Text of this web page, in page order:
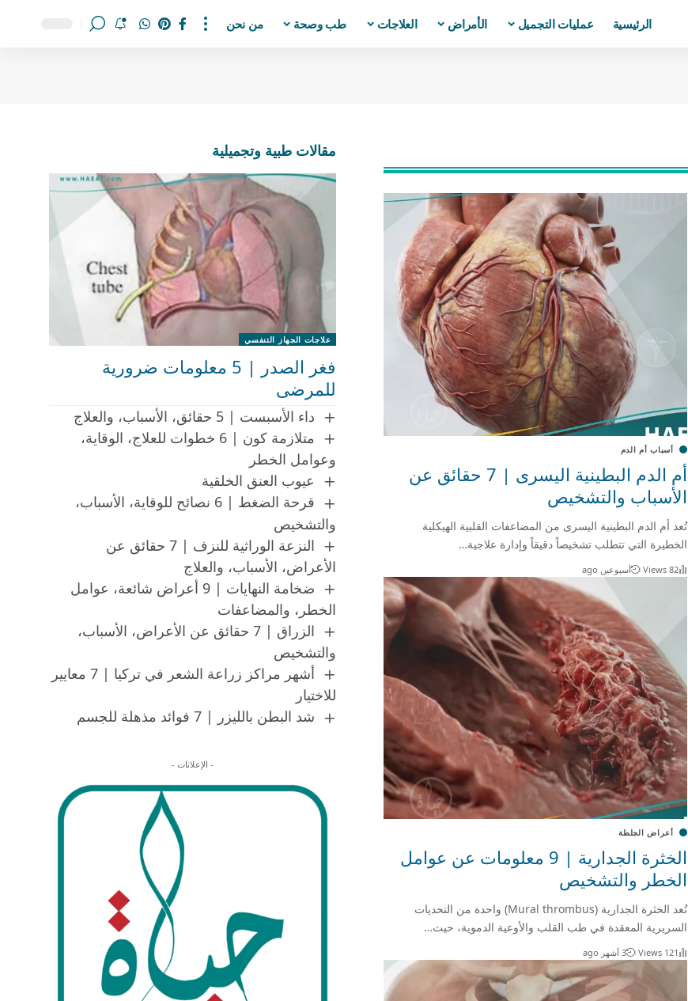
الرئيسية عمليات التجميل الأمراض العلاجات طب وصحة من نحن
أسباب أم الدم
أم الدم البطينية اليسرى | 7 حقائق عن
الأسباب والتشخيص
تُعد أم الدم البطينية اليسرى من المضاعفات القلبية الهيكلية
الخطيرة التي تتطلب تشخيصاً دقيقاً وإدارة علاجية…
82 Views أسبوعين ago
أعراض الجلطة
الخثرة الجدارية | 9 معلومات عن عوامل
الخطر والتشخيص
تُعد الخثرة الجدارية (Mural thrombus) واحدة من التحديات
السريرية المعقدة في طب القلب والأوعية الدموية، حيث…
121 Views 3 أشهر ago
مقالات طبية وتجميلية
علاجات الجهاز التنفسي
فغر الصدر | 5 معلومات ضرورية
للمرضى
داء الأسبست | 5 حقائق، الأسباب، والعلاج
متلازمة كون | 6 خطوات للعلاج، الوقاية،
وعوامل الخطر
عيوب العنق الخلقية
قرحة الضغط | 6 نصائح للوقاية، الأسباب،
والتشخيص
النزعة الوراثية للنزف | 7 حقائق عن
الأعراض، الأسباب، والعلاج
ضخامة النهايات | 9 أعراض شائعة، عوامل
الخطر، والمضاعفات
الزراق | 7 حقائق عن الأعراض، الأسباب،
والتشخيص
أشهر مراكز زراعة الشعر في تركيا | 7 معايير
للاختيار
شد البطن بالليزر | 7 فوائد مذهلة للجسم
- الإعلانات -